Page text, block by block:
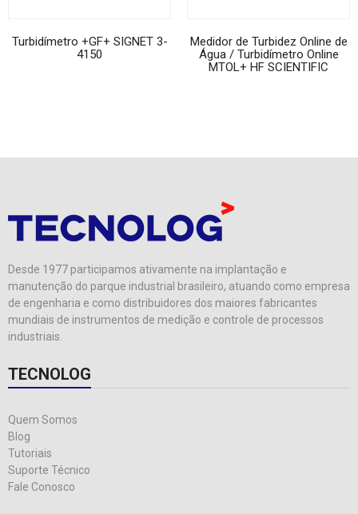
Turbidímetro +GF+ SIGNET 3-
4150
Medidor de Turbidez Online de
Água / Turbidímetro Online
MTOL+ HF SCIENTIFIC
Desde 1977 participamos ativamente na implantação e
manutenção do parque industrial brasileiro, atuando como empresa
de engenharia e como distribuidores dos maiores fabricantes
mundiais de instrumentos de medição e controle de processos
industriais.
TECNOLOG
Quem Somos
Blog
Tutoriais
Suporte Técnico
Fale Conosco